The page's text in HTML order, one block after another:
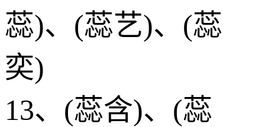
蕊)、(蕊艺)、(蕊
奕)
13、(蕊含)、(蕊